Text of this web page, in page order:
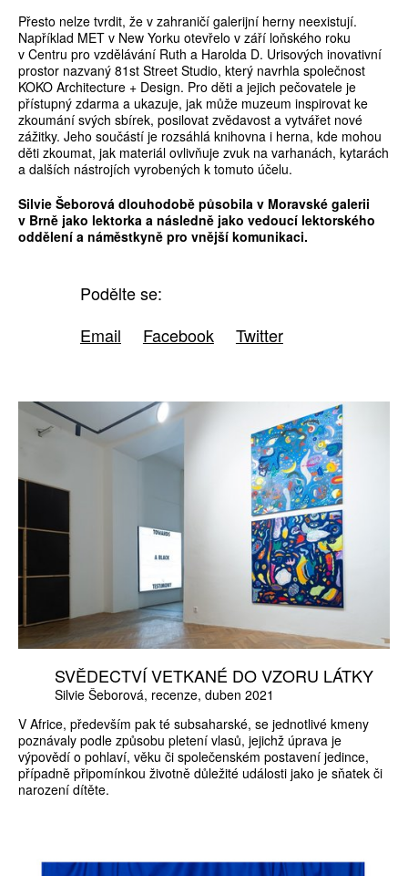
Přesto nelze tvrdit, že v zahraničí galerijní herny neexistují.
Například MET v New Yorku otevřelo v září loňského roku
v Centru pro vzdělávání Ruth a Harolda D. Urisových inovativní
prostor nazvaný 81st Street Studio, který navrhla společnost
KOKO Architecture + Design. Pro děti a jejich pečovatele je
přístupný zdarma a ukazuje, jak může muzeum inspirovat ke
zkoumání svých sbírek, posilovat zvědavost a vytvářet nové
zážitky. Jeho součástí je rozsáhlá knihovna i herna, kde mohou
děti zkoumat, jak materiál ovlivňuje zvuk na varhanách, kytarách
a dalších nástrojích vyrobených k tomuto účelu.
Silvie Šeborová dlouhodobě působila v Moravské galerii
v Brně jako lektorka a následně jako vedoucí lektorského
oddělení a náměstkyně pro vnější komunikaci.
Podělte se:
Email
Facebook Twitter
SVĚDECTVÍ VETKANÉ DO VZORU LÁTKY
Silvie Šeborová recenze duben 2021
V Africe, především pak té subsaharské, se jednotlivé kmeny
poznávaly podle způsobu pletení vlasů, jejichž úprava je
výpovědí o pohlaví, věku či společenském postavení jedince,
případně připomínkou životně důležité události jako je sňatek či
narození dítěte.